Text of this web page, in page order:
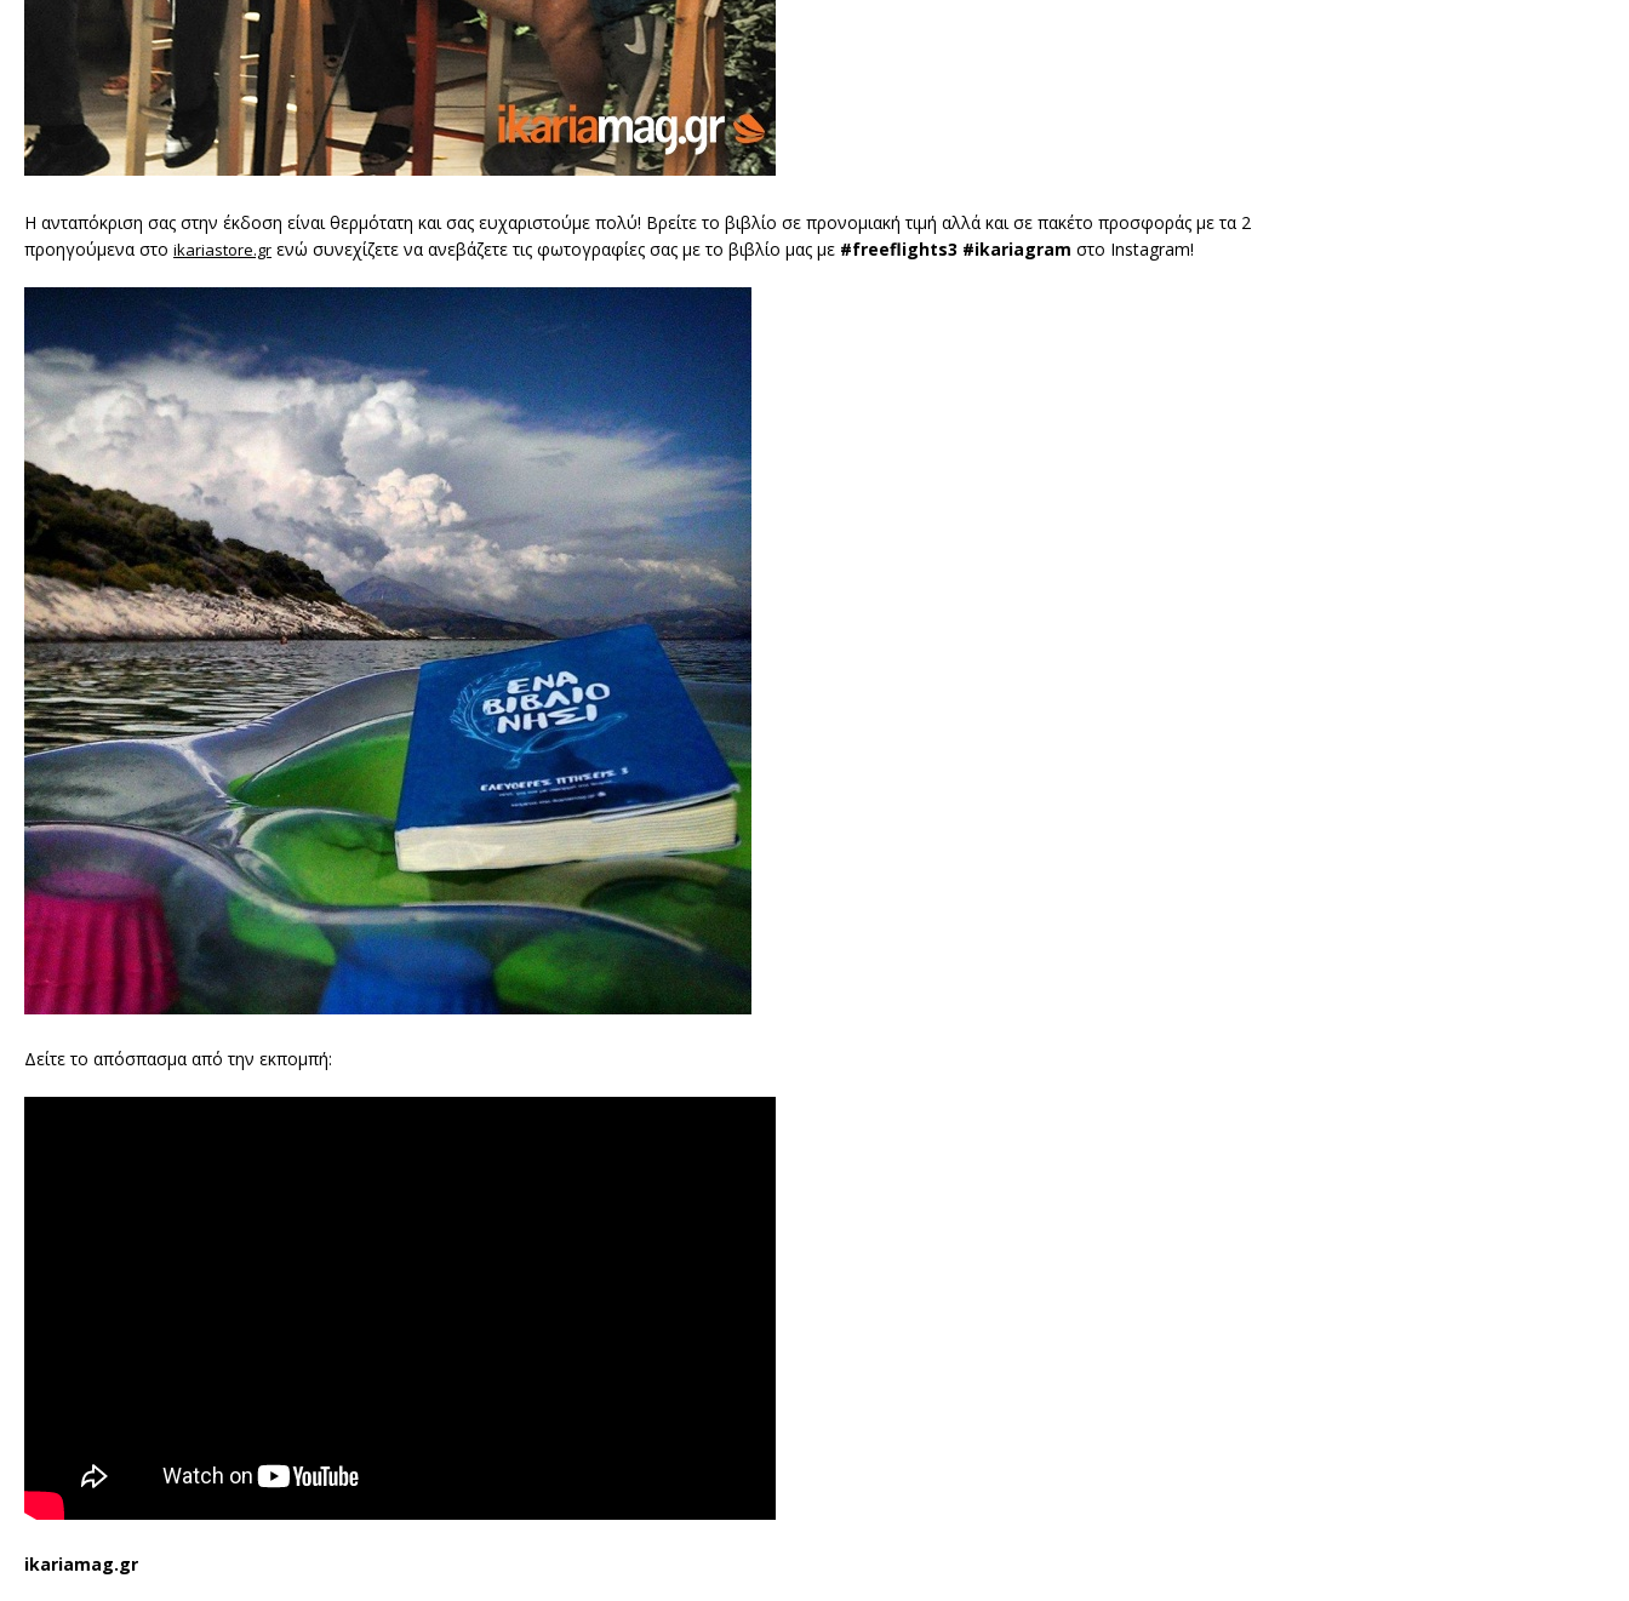
Η ανταπόκριση σας στην έκδοση είναι θερμότατη και σας ευχαριστούμε πολύ! Βρείτε το βιβλίο σε προνομιακή τιμή αλλά και σε πακέτο προσφοράς με τα 2
προηγούμενα στο ikariastore.gr ενώ συνεχίζετε να ανεβάζετε τις φωτογραφίες σας με το βιβλίο μας με #freeflights3 #ikariagram στο Instagram!
Δείτε το απόσπασμα από την εκπομπή:
ikariamag.gr